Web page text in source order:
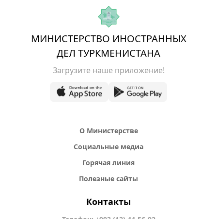
МИНИСТЕРСТВО ИНОСТРАННЫХ
ДЕЛ ТУРКМЕНИСТАНА
Загрузите наше приложение!
О Министерстве
Социальные медиа
Горячая линия
Полезные сайты
Контакты